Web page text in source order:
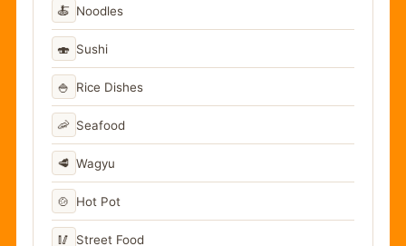
🍝 Noodles
🍣 Sushi
🍚 Rice Dishes
🦐 Seafood
🥩 Wagyu
🍲 Hot Pot
🥢 Street Food